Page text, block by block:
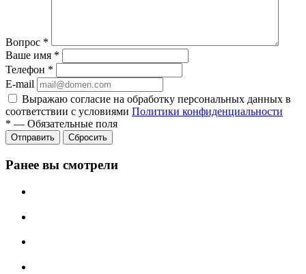
Вопрос *
Ваше имя *
Телефон *
E-mail
Выражаю согласие на обработку персональных данных в
соответствии с условиями Политики конфиденциальности
* — Обязательные поля
Отправить Сбросить
Ранее вы смотрели